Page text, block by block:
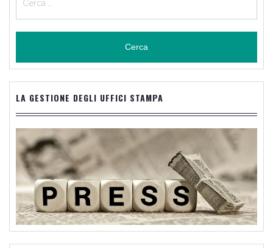
per:
LA GESTIONE DEGLI UFFICI STAMPA